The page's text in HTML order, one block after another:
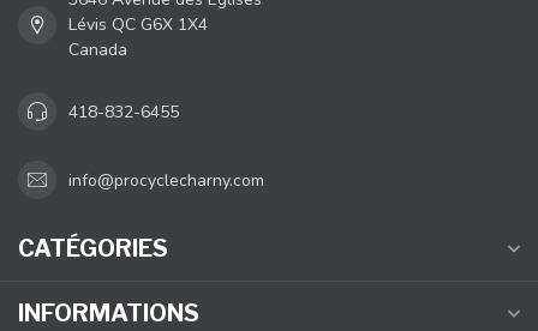
Lévis QC G6X 1X4
Canada
418-832-6455
info@procyclecharny.com
CATÉGORIES
INFORMATIONS